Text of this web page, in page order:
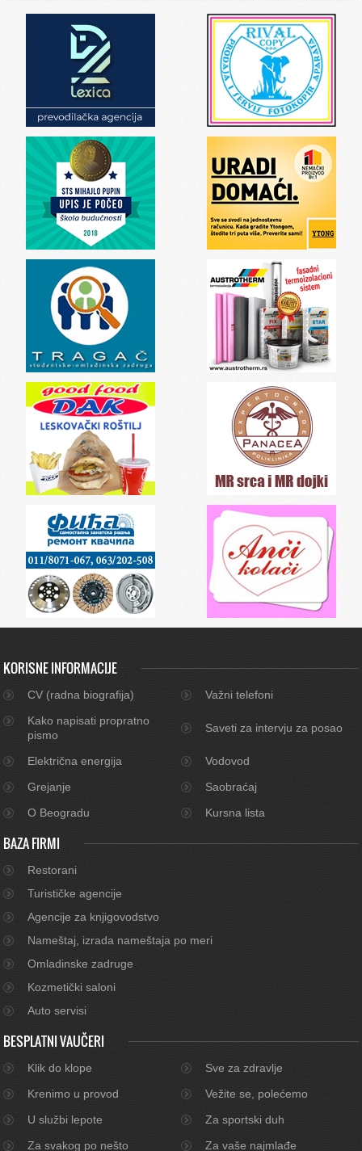
KORISNE INFORMACIJE
CV (radna biografija)
Važni telefoni
Kako napisati propratno
pismo
Saveti za intervju za posao
Električna energija
Vodovod
Grejanje
Saobraćaj
O Beogradu
Kursna lista
BAZA FIRMI
Restorani
Turističke agencije
Agencije za knjigovodstvo
Nameštaj, izrada nameštaja po meri
Omladinske zadruge
Kozmetički saloni
Auto servisi
BESPLATNI VAUČERI
Klik do klope
Sve za zdravlje
Krenimo u provod
Vežite se, polećemo
U službi lepote
Za sportski duh
Za svakog po nešto
Za vaše najmlađe